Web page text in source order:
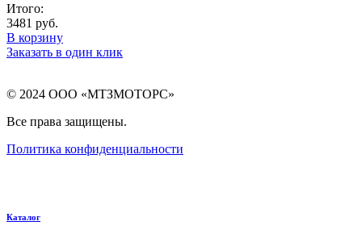
Итого:
3481 руб.
В корзину
Заказать в один клик
© 2024 ООО «МТЗМОТОРС»
Все права защищены.
Политика конфиденциальности
Каталог